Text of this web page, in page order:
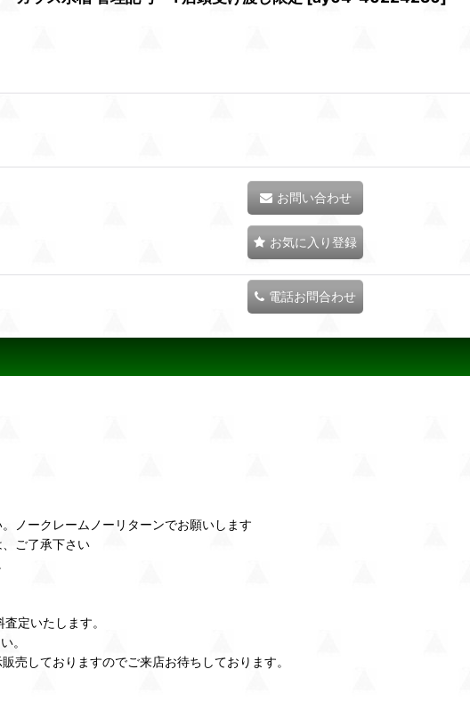
お問い合わせ
お気に入り登録
電話お問合わせ
ノークレームノーリターンでお願いします
ご了承下さい
定いたします。
。
しておりますのでご来店お待ちしております。